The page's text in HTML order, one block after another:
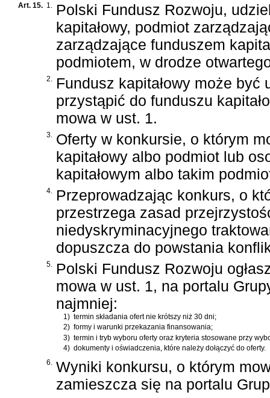
Art. 15. 1.
Polski Fundusz Rozwoju,
kapitałowy, podmiot
zarządzające funduszem
podmiotem, w drodze
2.
Fundusz kapitałowy może
przystąpić do funduszu
mowa w ust. 1.
3.
Oferty w konkursie, o którym
kapitałowy albo podmiot lub
kapitałowym albo takim
4.
Przeprowadzając konkurs, o
przestrzega zasad
niedyskryminacyjnego
dopuszcza do powstania
5.
Polski Fundusz Rozwoju
mowa w ust. 1, na portalu
najmniej:
1) termin składania ofert nie krótszy niż 30 dni;
2) formy i warunki przekazania finansowania;
3) termin i tryb wyboru oferty oraz kryteria stosowane przy
4) dokumenty i oświadczenia, które należy dołączyć do oferty.
6. Wyniki konkursu, o którym
zamieszcza się na portalu